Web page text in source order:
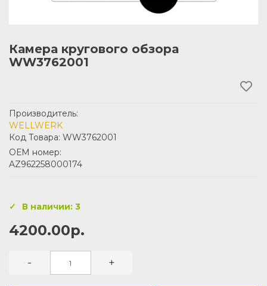
Камера кругового обзора
WW3762001
Производитель:
WELLWERK
Код Товара: WW3762001
ОЕМ номер:
AZ962258000174
В наличии: 3
4200.00р.
- +